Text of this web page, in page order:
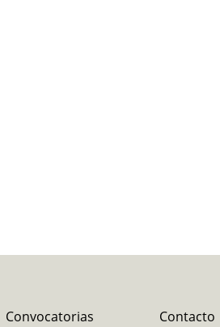
Convocatorias
Contacto